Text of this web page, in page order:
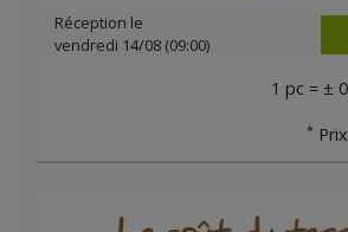
Réception le
vendredi 14/08 (09:00)
1 pc = ±
*